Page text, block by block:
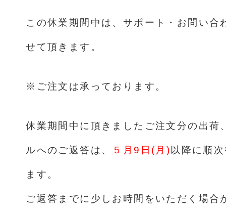
この休業期間中は、サポート・お問い合
せて頂きます。
※ご注文は承っております。
休業期間中に頂きましたご注文分の出荷
ルへのご返答は、 ５月9日(月) 以降に順
ます。
ご返答までに少しお時間をいただく場合